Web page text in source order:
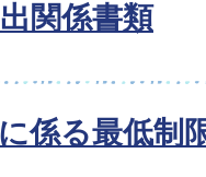
関係書類
係る最低制